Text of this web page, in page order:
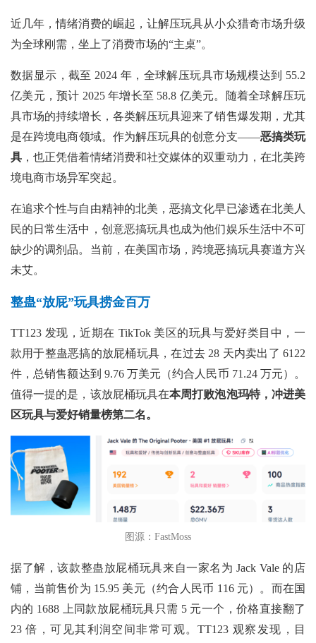
近几年，情绪消费的崛起，让解压玩具从小众猎奇市场升级
为全球刚需，坐上了消费市场的“主桌”。
数据显示，截至 2024 年，全球解压玩具市场规模达到 55.2
亿美元，预计 2025 年增长至 58.8 亿美元。随着全球解压玩
具市场的持续增长，各类解压玩具迎来了销售爆发期，尤其
是在跨境电商领域。作为解压玩具的创意分支——恶搞类玩
具 ，也正凭借着情绪消费和社交媒体的双重动力，在北美跨
境电商市场异军突起。
在追求个性与自由精神的北美，恶搞文化早已渗透在北美人
民的日常生活中，创意恶搞玩具也成为他们娱乐生活中不可
缺少的调剂品。当前，在美国市场，跨境恶搞玩具赛道方兴
未艾。
整蛊“放屁”玩具捞金百万
TT123 发现，近期在 TikTok 美区的玩具与爱好类目中，一
款用于整蛊恶搞的放屁桶玩具，在过去 28 天内卖出了 6122
件，总销售额达到 9.76 万美元（约合人民币 71.24 万元）。
值得一提的是，该放屁桶玩具在本周打败泡泡玛特，冲进美
区玩具与爱好销量榜第二名。
图源：FastMoss
据了解，该款整蛊放屁桶玩具来自一家名为 Jack Vale 的店
铺，当前售价为 15.95 美元（约合人民币 116 元）。而在国
内的 1688 上同款放屁桶玩具只需 5 元一个，价格直接翻了
23 倍，可见其利润空间非常可观。TT123 观察发现，目